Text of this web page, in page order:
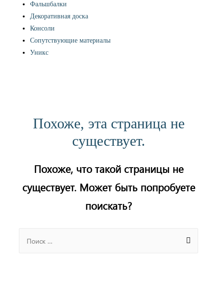
Фальшбалки
Декоративная доска
Консоли
Сопутствующие материалы
Уникс
Похоже, эта страница не
существует.
Похоже, что такой страницы не
существует. Может быть попробуете
поискать?
for: